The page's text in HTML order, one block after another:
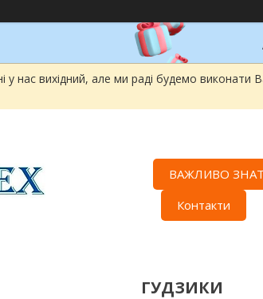
у нас вихідний, але ми раді будемо
ВАЖЛИВО
Контакти
ГУДЗИКИ